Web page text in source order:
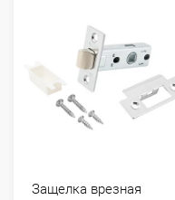
Защелка врезная